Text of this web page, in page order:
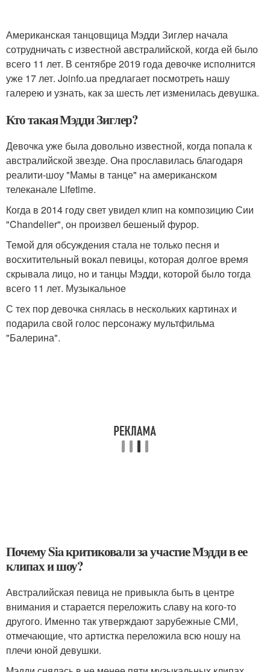
Американская танцовщица Мэдди Зиглер начала
сотрудничать с известной австралийской, когда ей было
всего 11 лет. В сентябре 2019 года девочке исполнится
уже 17 лет. Joinfo.ua предлагает посмотреть нашу
галерею и узнать, как за шесть лет изменилась девушка.
Кто такая Мэдди Зиглер?
Девочка уже была довольно известной, когда попала к
австралийской звезде. Она прославилась благодаря
реалити-шоу "Мамы в танце" на американском
телеканале Lifetime.
Когда в 2014 году свет увидел клип на композицию Сии
"Chandelier", он произвел бешеный фурор.
Темой для обсуждения стала не только песня и
восхитительный вокал певицы, которая долгое время
скрывала лицо, но и танцы Мэдди, которой было тогда
всего 11 лет. Музыкальное
С тех пор девочка снялась в нескольких картинах и
подарила свой голос персонажу мультфильма
"Балерина".
Почему Sia критиковали за участие Мэдди в ее
клипах и шоу?
Австралийская певица не привыкла быть в центре
внимания и старается переложить славу на кого-то
другого. Именно так утверждают зарубежные СМИ,
отмечающие, что артистка переложила всю ношу на
плечи юной девушки.